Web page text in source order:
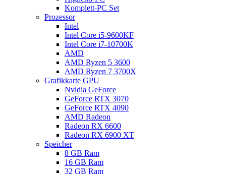
Komplett-PC Set
Prozessor
Intel
Intel Core i5-9600KF
Intel Core i7-10700K
AMD
AMD Ryzen 5 3600
AMD Ryzen 7 3700X
Grafikkarte GPU
Nvidia GeForce
GeForce RTX 3070
GeForce RTX 4090
AMD Radeon
Radeon RX 6600
Radeon RX 6900 XT
Speicher
8 GB Ram
16 GB Ram
32 GB Ram